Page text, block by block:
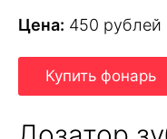
Цена: 450 рублей
Купить фонарь